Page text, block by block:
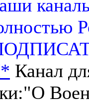
Канал